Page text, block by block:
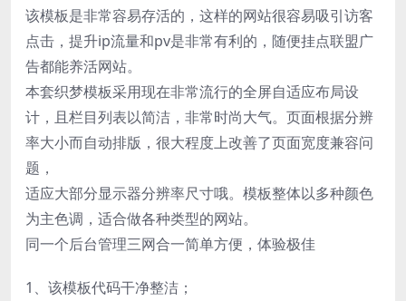
该模板是非常容易存活的，这样的网站很容易吸引访客
点击，提升ip流量和pv是非常有利的，随便挂点联盟广
告都能养活网站。
本套织梦模板采用现在非常流行的全屏自适应布局设
计，且栏目列表以简洁，非常时尚大气。页面根据分辨
率大小而自动排版，很大程度上改善了页面宽度兼容问
题，
适应大部分显示器分辨率尺寸哦。模板整体以多种颜色
为主色调，适合做各种类型的网站。
同一个后台管理三网合一简单方便，体验极佳
1、该模板代码干净整洁；